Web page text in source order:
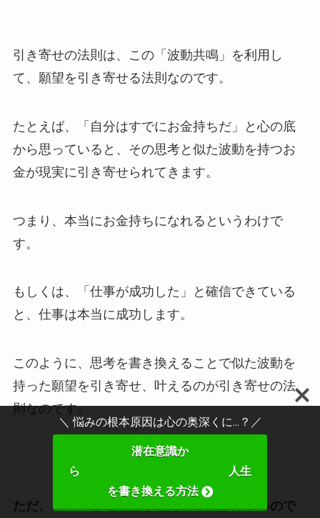
引き寄せの法則は、この「波動共鳴」を利用し
て、願望を引き寄せる法則なのです。
たとえば、「自分はすでにお金持ちだ」と心の底
から思っていると、その思考と似た波動を持つお
金が現実に引き寄せられてきます。
つまり、本当にお金持ちになれるというわけで
す。
もしくは、「仕事が成功した」と確信できている
と、仕事は本当に成功します。
このように、思考を書き換えることで似た波動を
持った願望を引き寄せ、叶えるのが引き寄せの法
則なのです。
ただ、この「思考の書き換え」が実は難しいので
＼ 悩みの根本原因は心の奥深くに...？／
潜在意識か
ら 人生
を書き換える方法